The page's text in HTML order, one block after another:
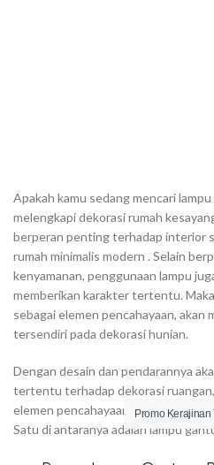
Apakah kamu sedang mencari
melengkapi dekorasi rumah
berperan penting terhadap interior
rumah minimalis modern . Selain
kenyamanan, penggunaan lampu
memberikan karakter tertentu.
sebagai elemen pencahayaan, akan
tersendiri pada dekorasi hunian.
Dengan desain dan pendarannya
tertentu terhadap dekorasi
elemen pencahayaan itu hadir
Satu di antaranya adalah lampu
Promo